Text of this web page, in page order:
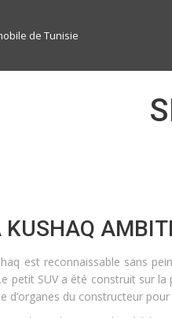
KUSHAQ
est reconnaissable sans
petit SUV a été construit sur
d’organes du constructeur